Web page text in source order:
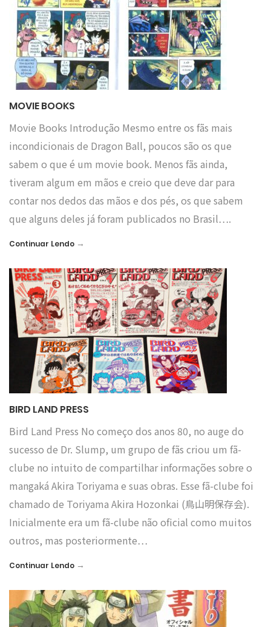
MOVIE BOOKS
Movie Books Introdução Mesmo entre os fãs mais
incondicionais de Dragon Ball, poucos são os que
sabem o que é um movie book. Menos fãs ainda,
tiveram algum em mãos e creio que deve dar para
contar nos dedos das mãos e dos pés, os que sabem
que alguns deles já foram publicados no Brasil….
Continuar Lendo →
BIRD LAND PRESS
Bird Land Press No começo dos anos 80, no auge do
sucesso de Dr. Slump, um grupo de fãs criou um fã-
clube no intuito de compartilhar informações sobre o
mangaká Akira Toriyama e suas obras. Esse fã-clube foi
chamado de Toriyama Akira Hozonkai (鳥山明保存会).
Inicialmente era um fã-clube não oficial como muitos
outros, mas posteriormente…
Continuar Lendo →